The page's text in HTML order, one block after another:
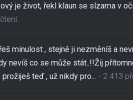
je život, řekl klaun se slzama v
minulost , stejně ji nezměníš a
nevíš co se může stát..!!Žij
prožiješ teď , už nikdy pro... - 2 413